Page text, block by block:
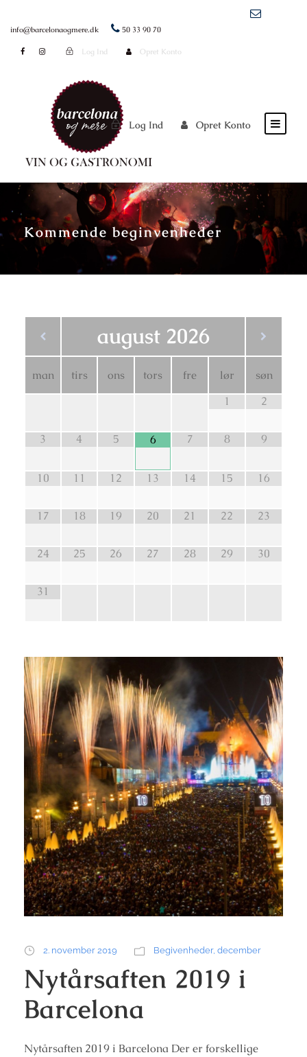
info@barcelonaogmere.dk 50 33 90 70
Log Ind Opret Konto
Log Ind Opret Konto
Kommende beginvenheder
august 2026
man tirs ons tors fre lør
søn
1
2
3 4 5 6 7 8 9
10 11 12 13 14 15 16
17 18 19 20 21 22 23
24 25 26 27 28 29 30
31
2. november 2019 Begivenheder, december
Nytårsaften 2019 i
Barcelona
Nytårsaften 2019 i Barcelona Der er forskellige